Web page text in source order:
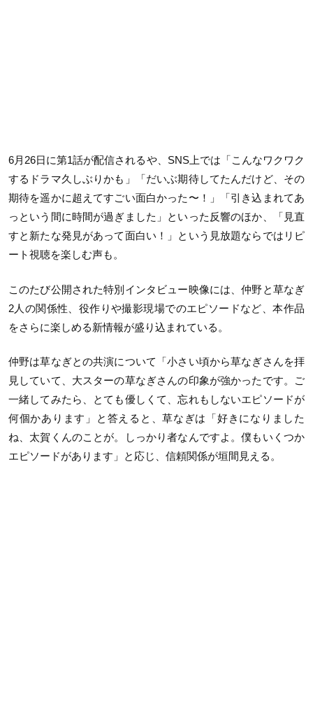
6月26日に第1話が配信されるや、SNS上では「こんなワクワク
するドラマ久しぶりかも」「だいぶ期待してたんだけど、その
期待を遥かに超えてすごい面白かった〜！」「引き込まれてあ
っという間に時間が過ぎました」といった反響のほか、「見直
すと新たな発見があって面白い！」という見放題ならではリピ
ート視聴を楽しむ声も。
このたび公開された特別インタビュー映像には、仲野と草なぎ
2人の関係性、役作りや撮影現場でのエピソードなど、本作品
をさらに楽しめる新情報が盛り込まれている。
仲野は草なぎとの共演について「小さい頃から草なぎさんを拝
見していて、大スターの草なぎさんの印象が強かったです。ご
一緒してみたら、とても優しくて、忘れもしないエピソードが
何個かあります」と答えると、草なぎは「好きになりました
ね、太賀くんのことが。しっかり者なんですよ。僕もいくつか
エピソードがあります」と応じ、信頼関係が垣間見える。